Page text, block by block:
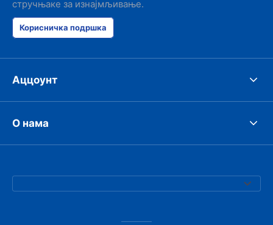
стручњаке за изнајмљивање.
Корисничка подршка
Аццоунт
О нама